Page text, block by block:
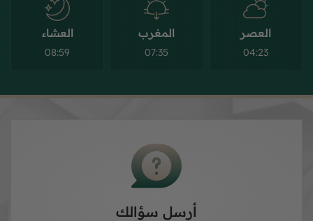
العصر
04:23
المغرب
07:35
العشاء
08:59
أرسل سؤالك